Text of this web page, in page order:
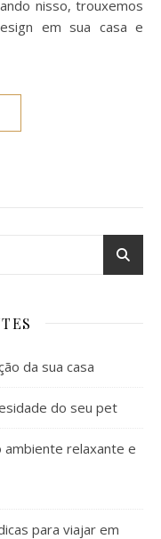
nisso, trouxemos
em sua casa e
da sua casa
do seu pet
ambiente relaxante e
para viajar em